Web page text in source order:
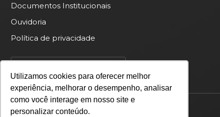
Utilizamos cookies para oferecer melhor
experiência, melhorar o desempenho, analisar
como você interage em nosso site e
personalizar conteúdo.
Documentos Institucionais
Ouvidoria
Política de privacidade
Copyright 2026 IDS Brasil